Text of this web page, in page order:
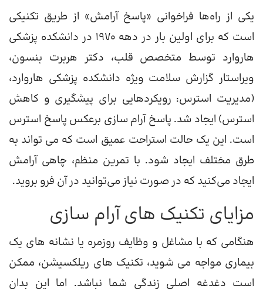
یکی از راه‌ها فراخوانی «پاسخ آرامش» از طریق تکنیکی
است که برای اولین بار در دهه 1970 در دانشکده پزشکی
هاروارد توسط متخصص قلب، دکتر هربرت بنسون،
ویراستار گزارش سلامت ویژه دانشکده پزشکی هاروارد،
(مدیریت استرس: رویکردهایی برای پیشگیری و کاهش
استرس) ایجاد شد. پاسخ آرام سازی برعکس پاسخ استرس
است. این یک حالت استراحت عمیق است که می تواند به
طرق مختلف ایجاد شود. با تمرین منظم، چاهی آرامش
ایجاد می‌کنید که در صورت نیاز می‌توانید در آن فرو بروید.
مزایای تکنیک های آرام سازی
هنگامی که با مشاغل و وظایف روزمره یا نشانه های یک
بیماری مواجه می شوید، تکنیک های ریلکسیشن، ممکن
است دغدغه اصلی زندگی شما نباشد. اما این بدان